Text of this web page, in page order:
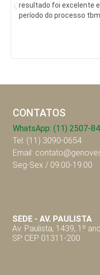
resultado foi excelente
período do processo
CONTATOS
WhatsApp: (11) 2507-
Tel: (11) 3090-0654
Email:
Seg-Sex / 09:00-19:00
SEDE - AV. PAULISTA
Av. Paulista, 1439, 1º
SP. CEP 01311-200